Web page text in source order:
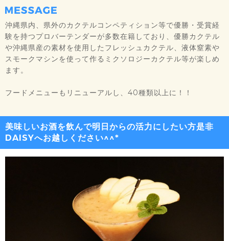
沖縄県内、県外のカクテルコンペティション等で優勝・受賞経
験を持つプロバーテンダーが多数在籍しており、優勝カクテル
や沖縄県産の素材を使用したフレッシュカクテル、液体窒素や
スモークマシンを使って作るミクソロジーカクテル等が楽しめ
ます。
フードメニューもリニューアルし、40種類以上に！！
美味しいお酒を飲んで明日からの活力にしたい方是非
DAISYへお越しください^^*